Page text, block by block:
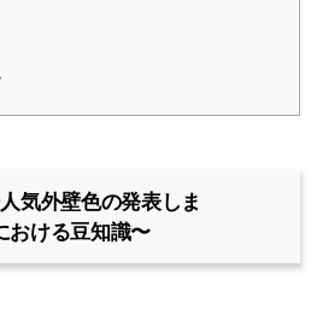
気外壁色の発表しま
ける豆知識〜